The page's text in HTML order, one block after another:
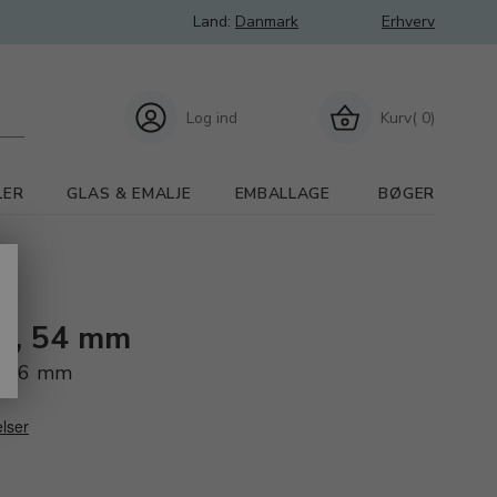
Land: Danmark Erhverv
Kurv( 0)
Log ind
GLAS & EMALJE EMBALLAGE BØGER
54 mm
mm